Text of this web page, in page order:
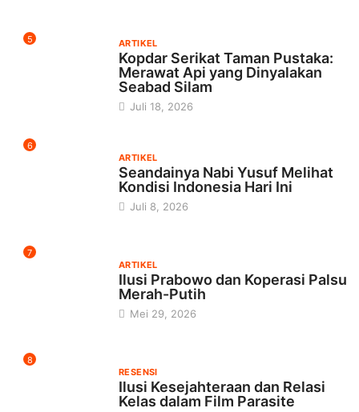
5 ARTIKEL
Kopdar Serikat Taman Pustaka:
Merawat Api yang Dinyalakan
Seabad Silam
Juli 18, 2026
6
ARTIKEL
Seandainya Nabi Yusuf Melihat
Kondisi Indonesia Hari Ini
Juli 8, 2026
7
ARTIKEL
Ilusi Prabowo dan Koperasi Palsu
Merah-Putih
Mei 29, 2026
8
RESENSI
Ilusi Kesejahteraan dan Relasi
Kelas dalam Film Parasite